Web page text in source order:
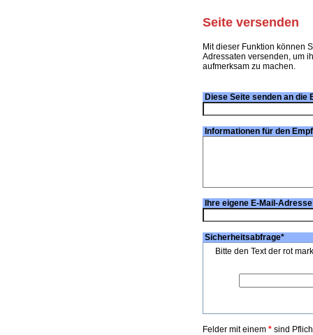
Seite versenden
Mit dieser Funktion können
Adressaten versenden, um
aufmerksam zu machen.
Diese Seite senden an die
Informationen für den
Ihre eigene E-Mail-
Sicherheitsabfrage*
Bitte den Text der rot
Felder mit einem * sind